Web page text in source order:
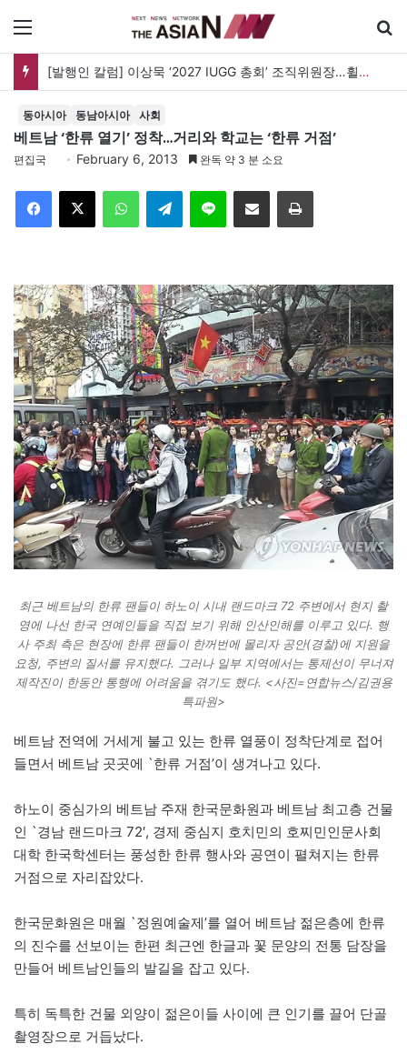
[발행인 칼럼] 이상묵 ‘2027 IUGG 총회’ 조직위원장…휠체어 위에서 지구를 움직이는 학자
동아시아 동남아시아 사회
베트남 ‘한류 열기’ 정착…거리와 학교는 ‘한류 거점’
편집국 February 6, 2013 완독 약 3 분 소요
Telegram 이메일
최근 베트남의 한류 팬들이 하노이 시내 랜드마크 72 주변에서 현지 촬
영에 나선 한국 연예인들을 직접 보기 위해 인산인해를 이루고 있다. 행
사 주최 측은 현장에 한류 팬들이 한꺼번에 몰리자 공안(경찰)에 지원을
요청, 주변의 질서를 유지했다. 그러나 일부 지역에서는 통제선이 무너져
제작진이 한동안 통행에 어려움을 겪기도 했다. <사진=연합뉴스/김권용
특파원>
베트남 전역에 거세게 불고 있는 한류 열풍이 정착단계로 접어
들면서 베트남 곳곳에 `한류 거점’이 생겨나고 있다.
하노이 중심가의 베트남 주재 한국문화원과 베트남 최고층 건물
인 `경남 랜드마크 72′, 경제 중심지 호치민의 호찌민인문사회
대학 한국학센터는 풍성한 한류 행사와 공연이 펼쳐지는 한류
거점으로 자리잡았다.
한국문화원은 매월 `정원예술제’를 열어 베트남 젊은층에 한류
의 진수를 선보이는 한편 최근엔 한글과 꽃 문양의 전통 담장을
만들어 베트남인들의 발길을 잡고 있다.
특히 독특한 건물 외양이 젊은이들 사이에 큰 인기를 끌어 단골
촬영장으로 거듭났다.